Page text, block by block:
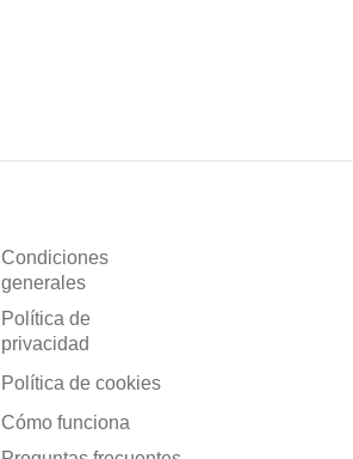
Condiciones
generales
Política de
privacidad
Política de cookies
Cómo funciona